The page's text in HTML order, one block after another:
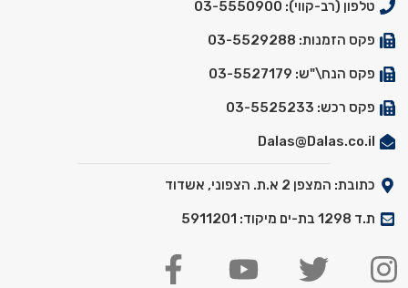
טלפון (רב-קווי): 03-5550900
פקס הזמנות: 03-5529288
פקס הנח\"ש: 03-5527179
פקס רכש: 03-5525233
Dalas@Dalas.co.il
כתובת: המצפן 2 א.ת. הצפוני, אשדוד
ת.ד 1298 בת-ים מיקוד: 5911201